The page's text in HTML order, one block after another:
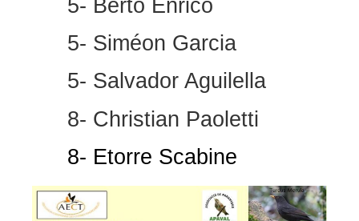
5- Berto Enrico
5- Siméon Garcia
5- Salvador Aguilella
8- Christian Paoletti
8- Etorre Scabine